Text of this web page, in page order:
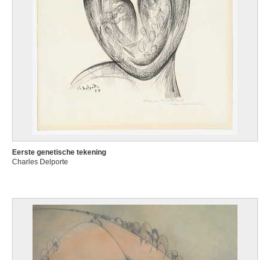
Eerste genetische tekening
Charles Delporte